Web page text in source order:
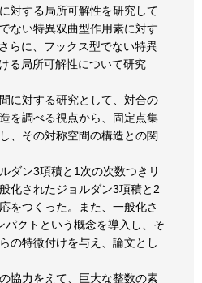
対する局所可解性を研究して
ない特異双曲型作用素に対す
らに、フックス型でない特異
る局所可解性について研究
に対する研究として、対合の
を調べる視点から、固定点集
、その対称空間の構造との関
ダン3項積と1次の次数つきリ
化されたジョルダン3項積と2
をつくった。また、一般化さ
クトという概念を導入し、そ
の特微付けを与え、論文とし
協力をえて、巨大な整数の素